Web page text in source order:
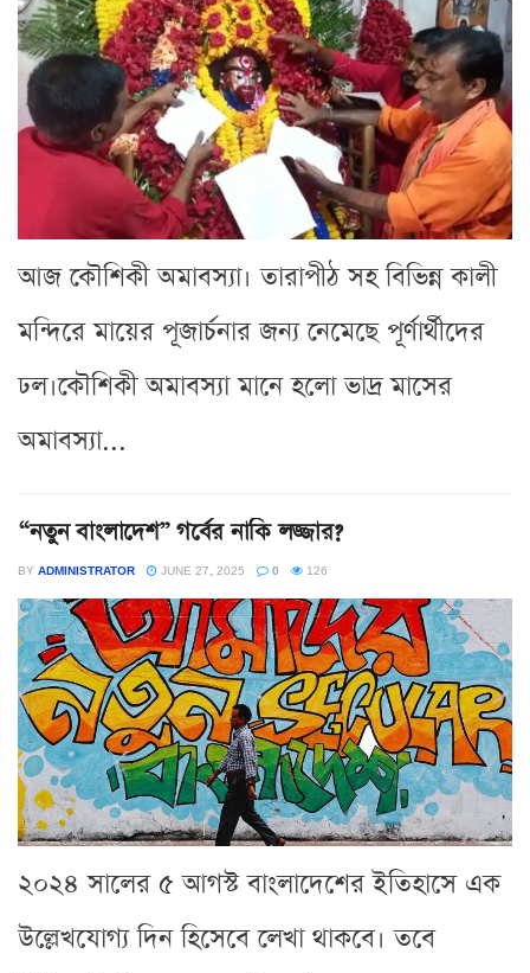
আজ কৌশিকী অমাবস্যা। তারাপীঠ সহ বিভিন্ন কালী
মন্দিরে মায়ের পূজার্চনার জন্য নেমেছে পূর্ণার্থীদের
ঢল।কৌশিকী অমাবস্যা মানে হলো ভাদ্র মাসের
অমাবস্যা...
“নতুন বাংলাদেশ” গর্বের নাকি লজ্জার?
BY ADMINISTRATOR JUNE 27, 2025 0 126
২০২৪ সালের ৫ আগস্ট বাংলাদেশের ইতিহাসে এক
উল্লেখযোগ্য দিন হিসেবে লেখা থাকবে। তবে